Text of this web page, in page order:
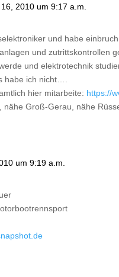
2010 um 9:17 a.m.
und habe
und zutrittskontrollen
und elektrotechnik
habe ich nicht….
hier mitarbeite: https://
nähe Groß-Gerau, nähe
um 9:19 a.m.